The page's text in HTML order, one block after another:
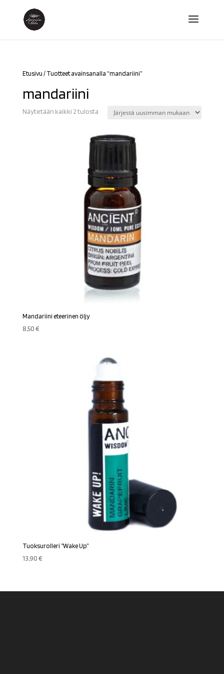
Etusivu / Tuotteet avainsanalla “mandariini”
mandariini
Näytetään kaikki 2 tulostaSorted
latest
Mandariini eteerinen öljy
8,50€
Tuoksurolleri ”Wake Up”
13,90€